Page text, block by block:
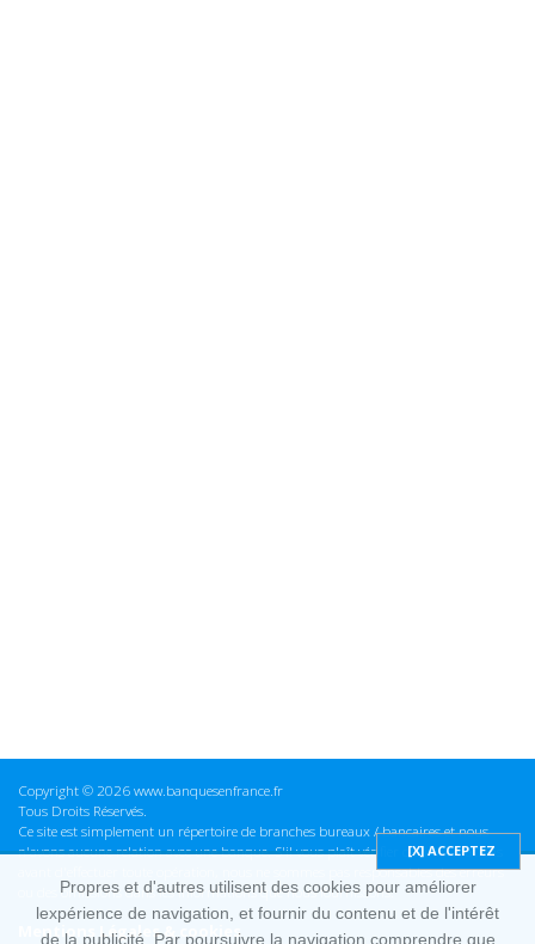
Copyright © 2026 www.banquesenfrance.fr
Tous Droits Réservés.
Ce site est simplement un répertoire de branches bureaux / bancaires et nous
n'avons aucune relation avec une banque. S'il vous plaît vérifier ces informations
avant d'effectuer toute opération, nous ne sommes pas responsables des erreurs
ou des omissions dans les informations que nous fournissons.
Mentions Légales & cookies
Propres et d'autres utilisent des cookies pour améliorer
lexpérience de navigation, et fournir du contenu et de l'intérêt
de la publicité. Par poursuivre la navigation comprendre que